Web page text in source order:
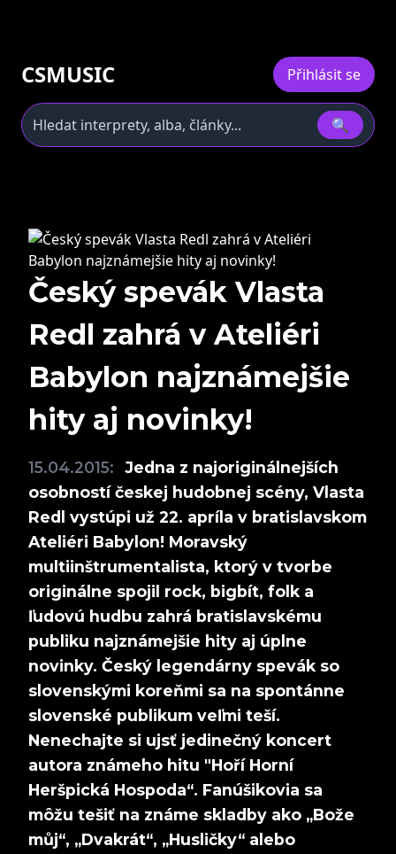
CSMUSIC Přihlásit se
🔍
Český spevák Vlasta
Redl zahrá v Ateliéri
Babylon najznámejšie
hity aj novinky!
15.04.2015:
Jedna z najoriginálnejších
osobností českej hudobnej scény, Vlasta
Redl vystúpi už 22. apríla v bratislavskom
Ateliéri Babylon! Moravský
multiinštrumentalista, ktorý v tvorbe
originálne spojil rock, bigbít, folk a
ľudovú hudbu zahrá bratislavskému
publiku najznámejšie hity aj úplne
novinky. Český legendárny spevák so
slovenskými koreňmi sa na spontánne
slovenské publikum veľmi teší.
Nenechajte si ujsť jedinečný koncert
autora známeho hitu "Hoří Horní
Heršpická Hospoda“. Fanúšikovia sa
môžu tešiť na známe skladby ako „Bože
můj“, „Dvakrát“, „Husličky“ alebo